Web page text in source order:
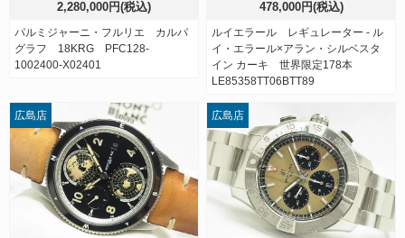
2,280,000円(税込)
パルミジャーニ・フルリエ カルパ
グラフ 18KRG PFC128-
1002400-X02401
478,000円(税込)
ルイエラール レギュレーター - ル
イ・エラール×アラン・シルベスタ
イン カーキ 世界限定178本
LE85358TT06BTT89
広島店 広島店